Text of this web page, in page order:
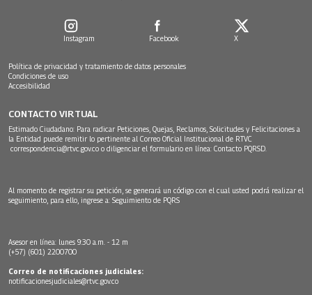
Instagram Facebook X
Política de privacidad y tratamiento de datos personales
Condiciones de uso
Accesibilidad
CONTACTO VIRTUAL
Estimado Ciudadano: Para radicar Peticiones, Quejas, Reclamos, Solicitudes y Felicitaciones a
la Entidad puede remitir lo pertinente al Correo Oficial Institucional de RTVC
correspondencia@rtvc.gov.co o diligenciar el formulario en línea: Contacto PQRSD.
Al momento de registrar su petición, se generará un código con el cual usted podrá realizar el
seguimiento, para ello, ingrese a: Seguimiento de PQRS
Asesor en línea: lunes 9:30 a.m. - 12 m
(+57) (601) 2200700
Correo de notificaciones judiciales:
notificacionesjudiciales@rtvc.gov.co